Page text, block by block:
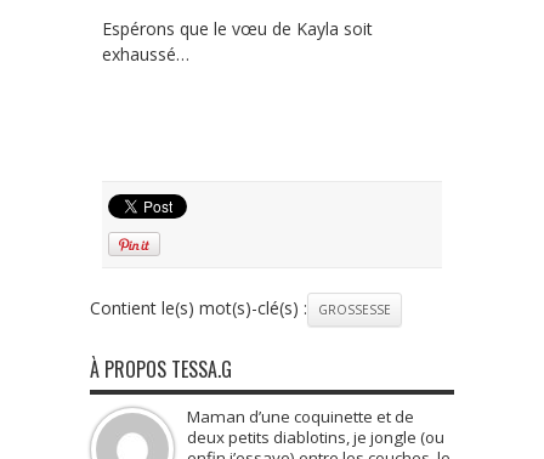
Espérons que le vœu de Kayla soit
exhaussé…
Contient le(s) mot(s)-clé(s) : GROSSESSE
À PROPOS TESSA.G
Maman d’une coquinette et de
deux petits diablotins, je jongle (ou